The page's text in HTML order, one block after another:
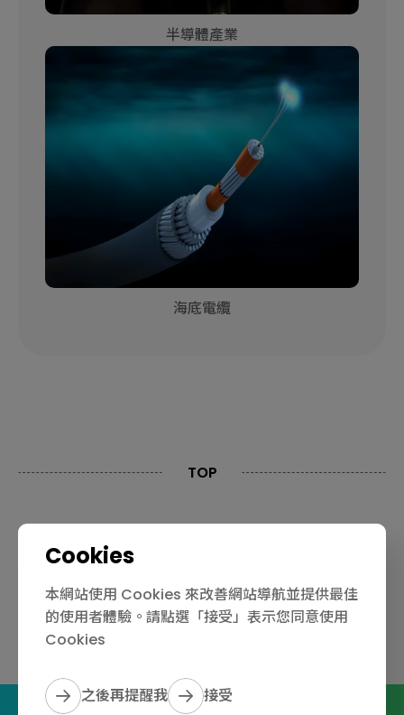
Cookies
本網站使用 Cookies 來改善網站導航並提供最佳
的使用者體驗。請點選「接受」表示您同意使用
Cookies
之後再提醒我 接受
半導體產業
海底電纜
TOP
聯絡我們
© 2024 Tsin Ying Metal Ind. Co., Ltd. All Rights
T+886 2 26371521F+886 2 26371531